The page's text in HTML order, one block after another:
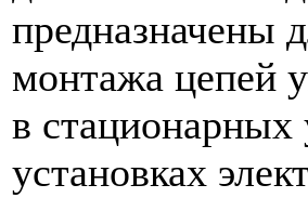
предназначены
монтажа цепей
в стационарных
установках